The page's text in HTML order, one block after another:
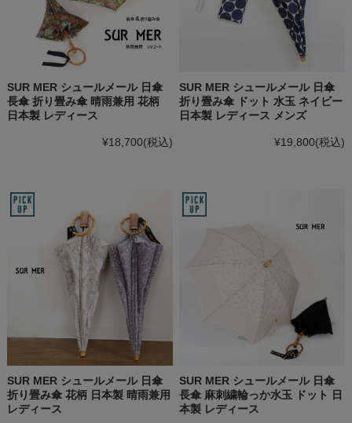
SUR MER シュールメール 日傘
長傘 折り畳み傘 晴雨兼用 花柄
日本製 レディース
¥18,700(税込)
SUR MER シュールメール 日傘
折り畳み傘 ドット 水玉 ネイビー
日本製 レディース メンズ
¥19,800(税込)
SUR MER シュールメール 日傘
折り畳み傘 花柄 日本製 晴雨兼用
レディース
SUR MER シュールメール 日傘
長傘 麻刺繍輪っか水玉 ドット 日
本製 レディース